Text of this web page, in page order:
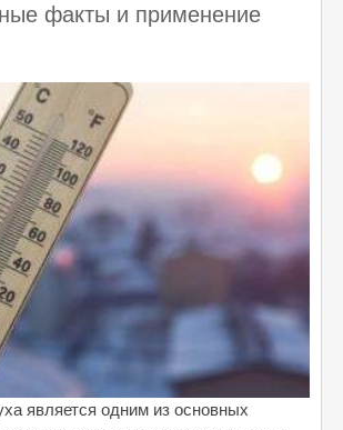
факты и применение
является одним из основных